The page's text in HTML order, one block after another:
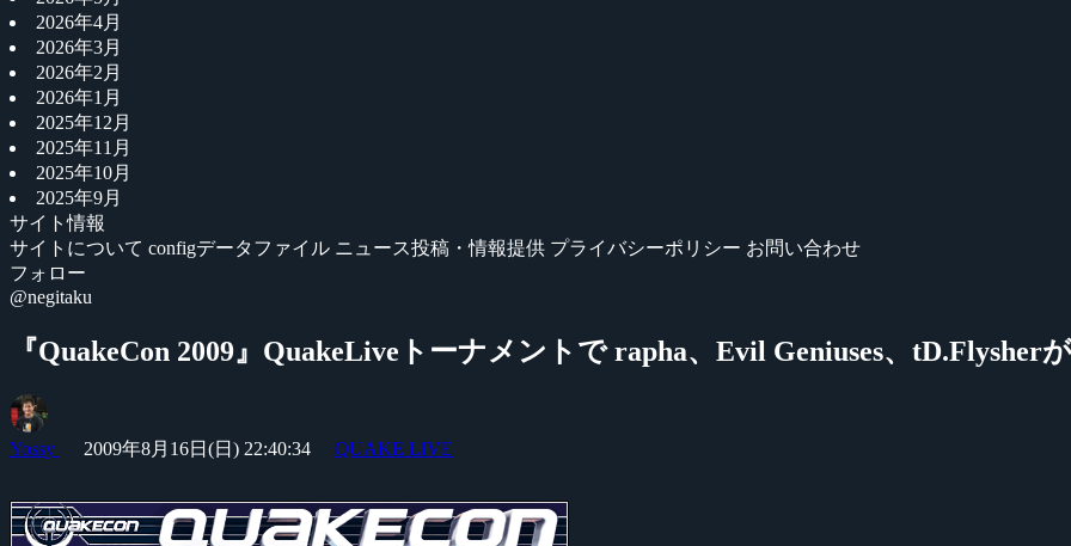
2026年4月
2026年3月
2026年2月
2026年1月
2025年12月
2025年11月
2025年10月
2025年9月
サイト情報
サイトについて configデータファイル ニュース投稿・情報提供 プライバシーポリシー お問い合わせ
フォロー
@negitaku
『QuakeCon 2009』QuakeLiveトーナメントで rapha、Evil Geniuses、tD.Flysher
Yossy 2009年8月16日(日) 22:40:34 QUAKE LIVE